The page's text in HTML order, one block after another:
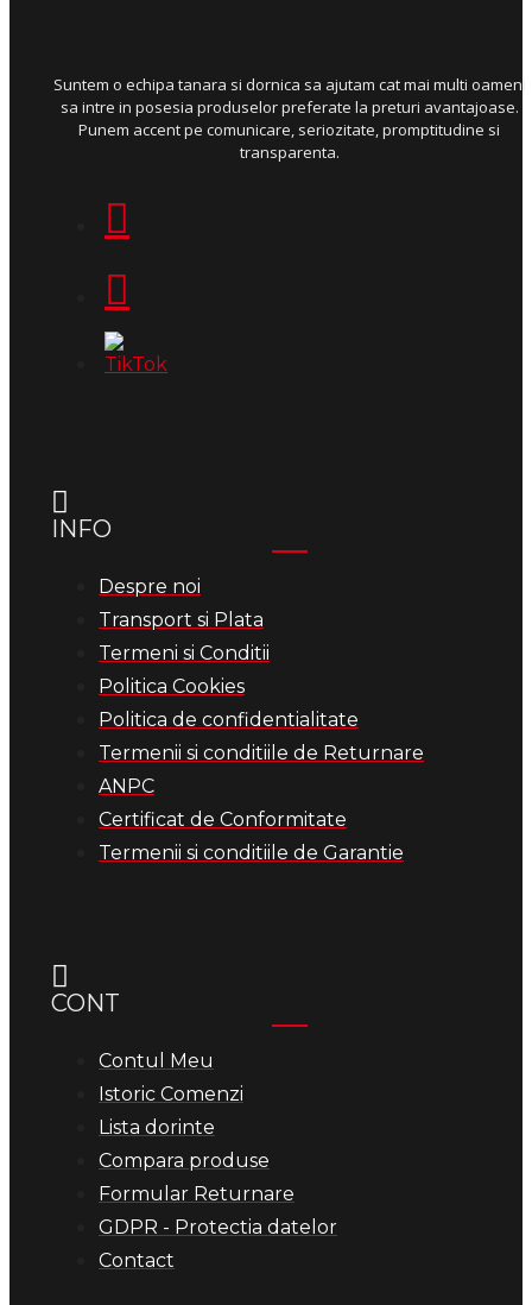
Suntem o echipa tanara si dornica sa ajutam cat mai multi oameni
sa intre in posesia produselor preferate la preturi avantajoase.
Punem accent pe comunicare, seriozitate, promptitudine si
transparenta.
INFO
Despre noi
Transport si Plata
Termeni si Conditii
Politica Cookies
Politica de confidentialitate
Termenii si conditiile de Returnare
ANPC
Certificat de Conformitate
Termenii si conditiile de Garantie
CONT
Contul Meu
Istoric Comenzi
Lista dorinte
Compara produse
Formular Returnare
GDPR - Protectia datelor
Contact